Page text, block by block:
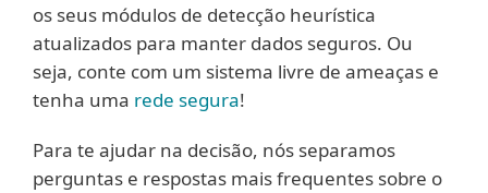
os seus módulos de detecção heurística
atualizados para manter dados seguros. Ou
seja, conte com um sistema livre de ameaças e
tenha uma rede segura!
Para te ajudar na decisão, nós separamos
perguntas e respostas mais frequentes sobre o